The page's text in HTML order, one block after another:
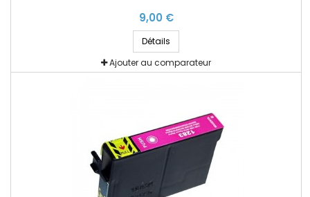
9,00 €
Détails
Ajouter au comparateur